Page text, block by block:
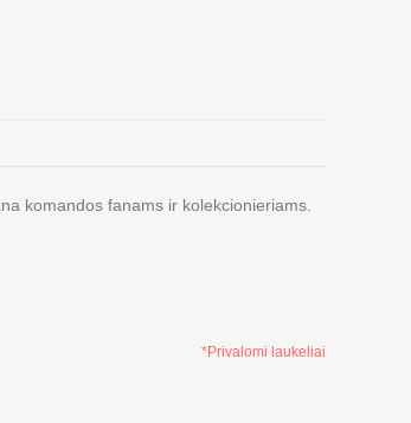
komandos fanams ir kolekcionieriams.
*Privalomi laukeliai